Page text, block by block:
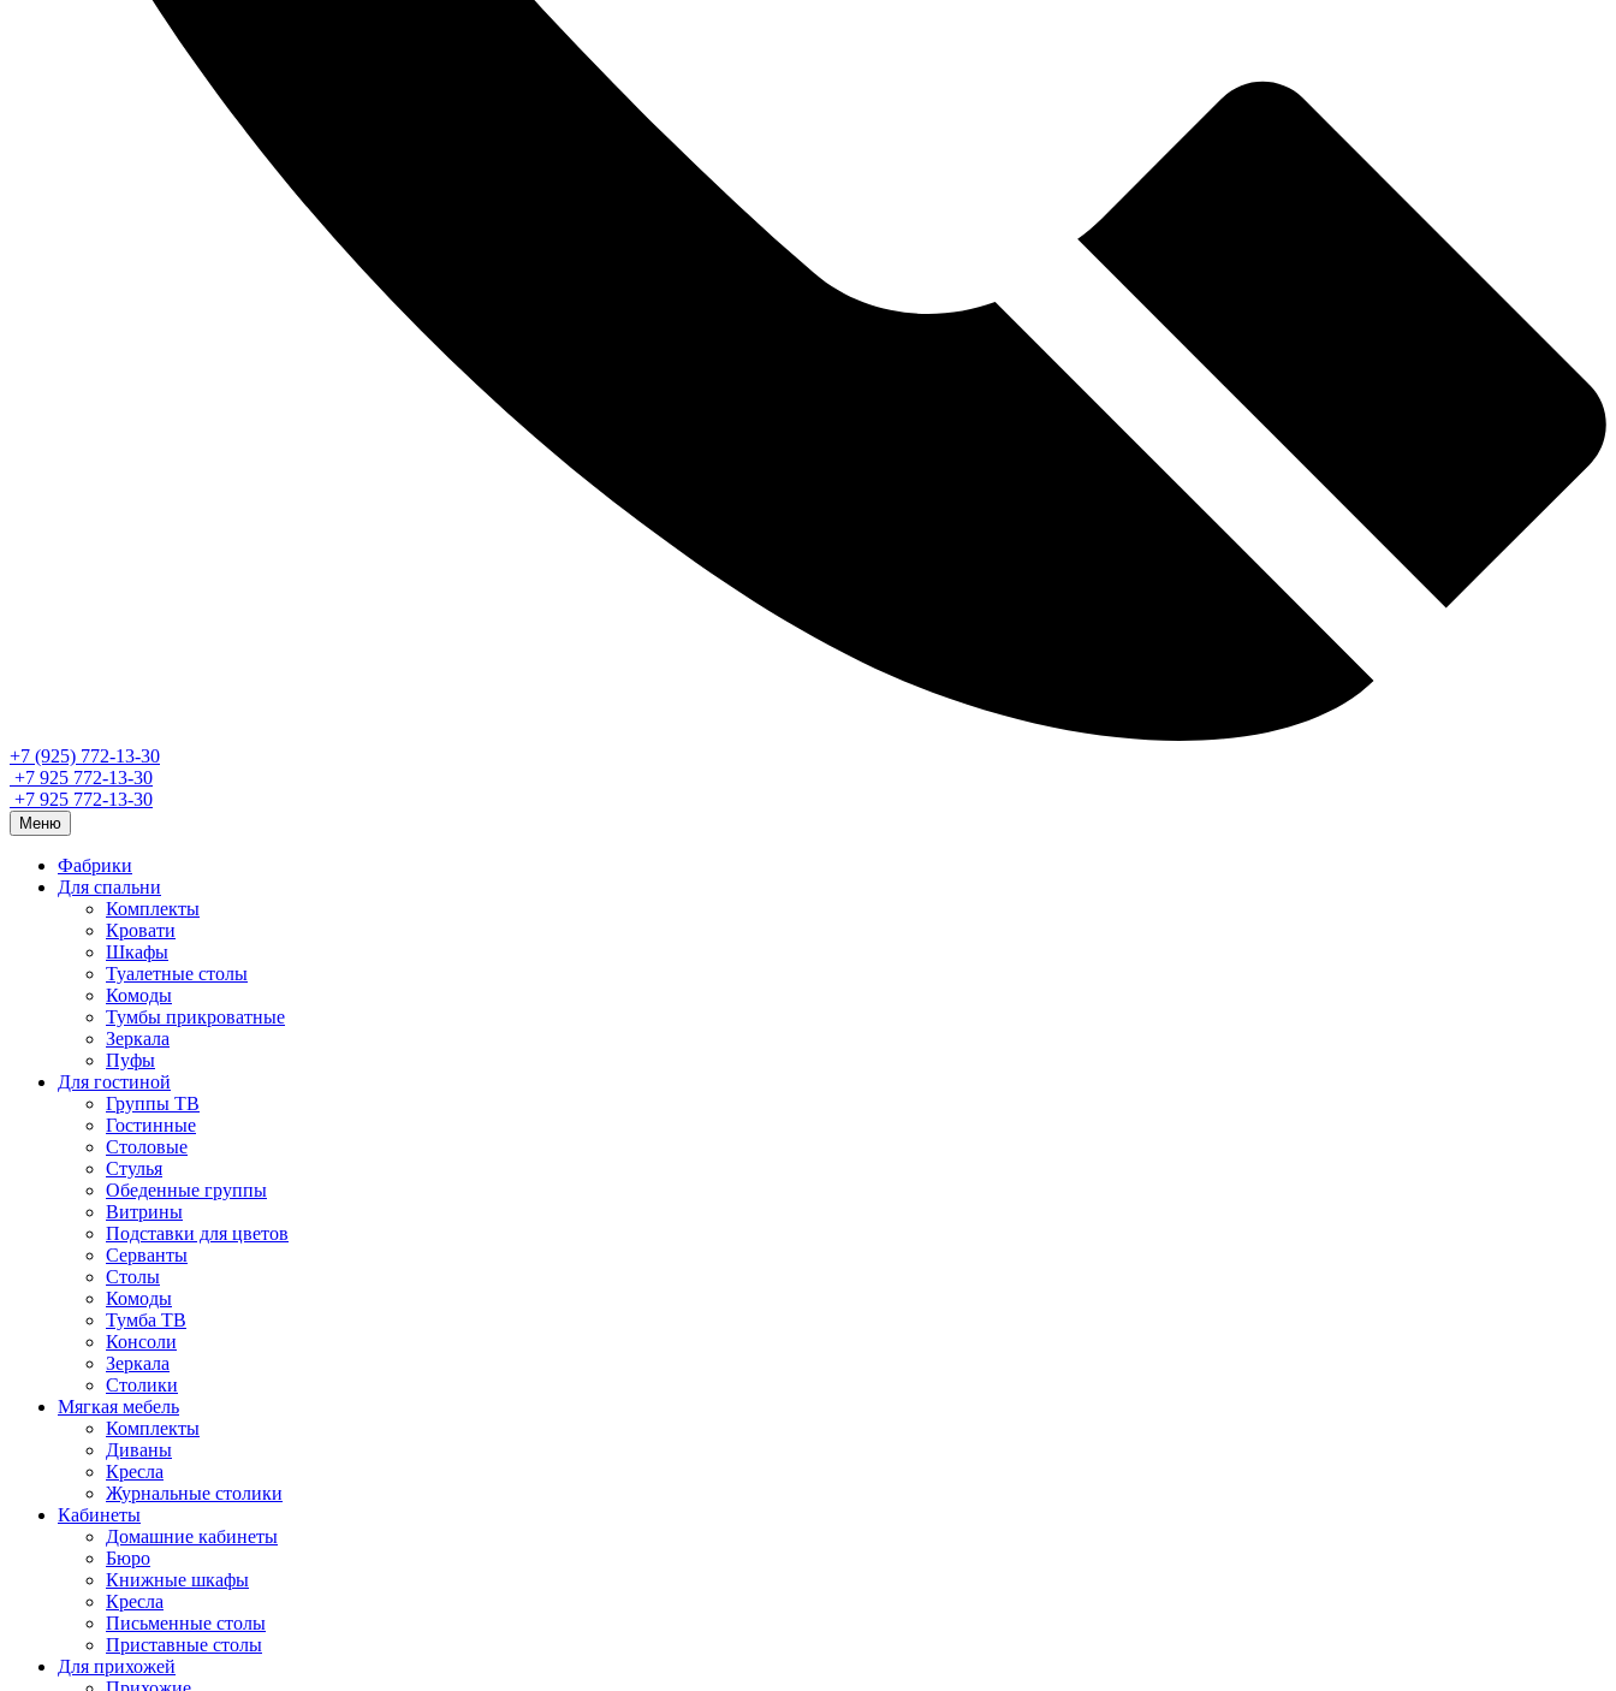
+7 (925) 772-13-30
+7 925 772-13-30
+7 925 772-13-30
Меню
Фабрики
Для спальни
Комплекты
Кровати
Шкафы
Туалетные столы
Комоды
Тумбы прикроватные
Зеркала
Пуфы
Для гостиной
Группы ТВ
Гостинные
Столовые
Стулья
Обеденные группы
Витрины
Подставки для цветов
Серванты
Столы
Комоды
Тумба ТВ
Консоли
Зеркала
Столики
Мягкая мебель
Комплекты
Диваны
Кресла
Журнальные столики
Кабинеты
Домашние кабинеты
Бюро
Книжные шкафы
Кресла
Письменные столы
Приставные столы
Для прихожей